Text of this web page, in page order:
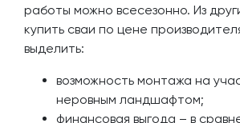
работы можно всесезонно. Из
купить сваи по цене
выделить:
возможность монтажа на
неровным ландшафтом;
финансовая выгода – в